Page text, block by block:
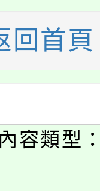
低收入戶
情可洽有
科技中
習
及科技
入校路
專業人
、30在
回首頁
容類型